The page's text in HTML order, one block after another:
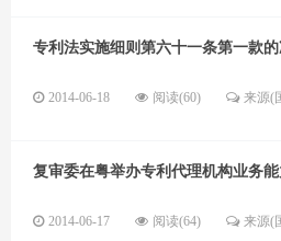
专利法实施细则第六十一条第一款
2014-06-18 阅读(60) 来源(
复审委在粤举办专利代理机构业务
2014-06-17 阅读(64) 来源(